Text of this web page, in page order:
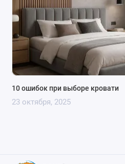
10 ошибок при выборе кровати
23 октября, 2025